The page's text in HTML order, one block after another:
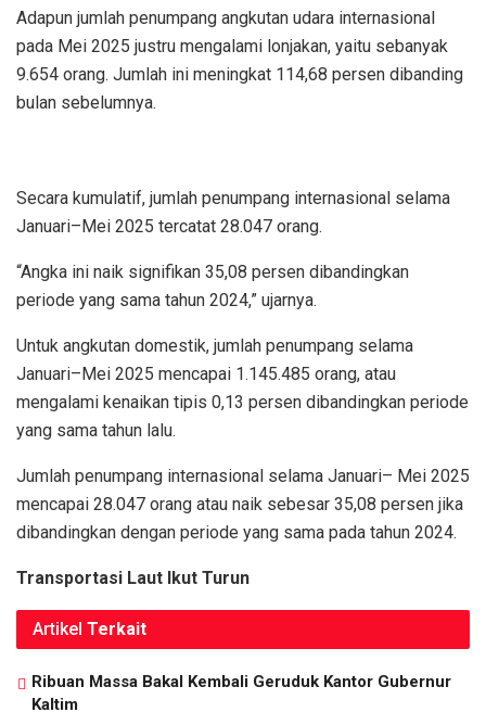
Adapun jumlah penumpang angkutan udara internasional
pada Mei 2025 justru mengalami lonjakan, yaitu sebanyak
9.654 orang. Jumlah ini meningkat 114,68 persen dibanding
bulan sebelumnya.
Secara kumulatif, jumlah penumpang internasional selama
Januari–Mei 2025 tercatat 28.047 orang.
“Angka ini naik signifikan 35,08 persen dibandingkan
periode yang sama tahun 2024,” ujarnya.
Untuk angkutan domestik, jumlah penumpang selama
Januari–Mei 2025 mencapai 1.145.485 orang, atau
mengalami kenaikan tipis 0,13 persen dibandingkan periode
yang sama tahun lalu.
Jumlah penumpang internasional selama Januari– Mei 2025
mencapai 28.047 orang atau naik sebesar 35,08 persen jika
dibandingkan dengan periode yang sama pada tahun 2024.
Transportasi Laut Ikut Turun
Artikel Terkait
Ribuan Massa Bakal Kembali Geruduk Kantor Gubernur
Kaltim